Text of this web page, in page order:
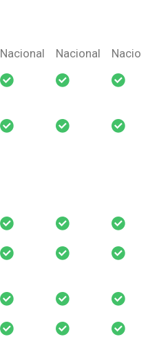
Criança Prótese
Nacional Nacional